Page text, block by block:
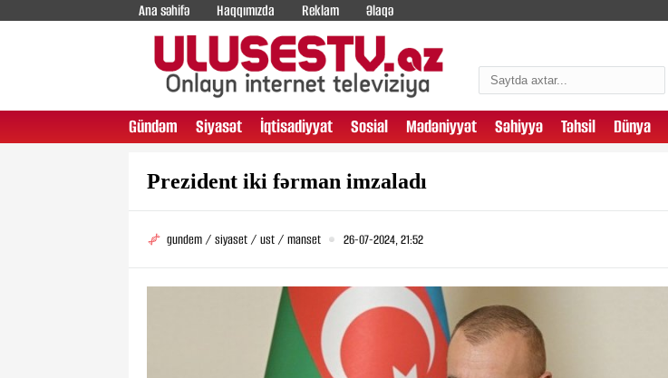
Ana səhifə Haqqımızda Reklam Əlaqə
Gündəm Siyasət İqtisadiyyat Sosial Mədəniyyət Səhiyyə Təhsil Dünya
Prezident iki fərman imzaladı
gundem / siyaset / ust / manset 26-07-2024, 21:52